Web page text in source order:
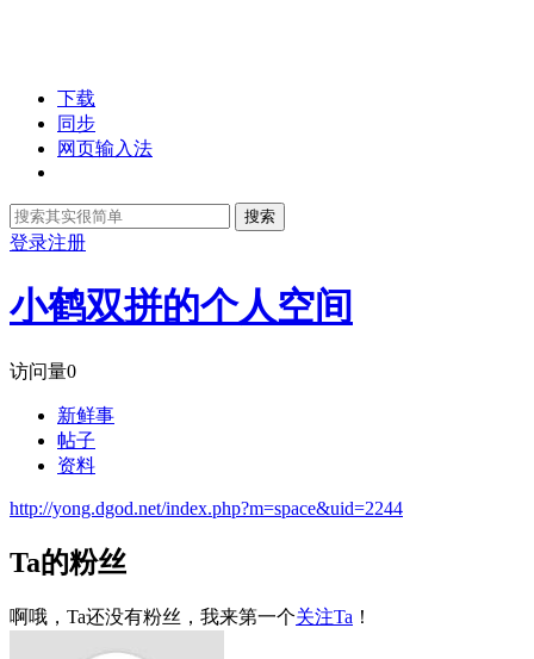
下载
同步
网页输入法
搜索
登录注册
小鹤双拼的个人空间
访问量0
新鲜事
帖子
资料
http://yong.dgod.net/index.php?m=space&uid=2244
Ta的粉丝
啊哦，Ta还没有粉丝，我来第一个关注Ta ！